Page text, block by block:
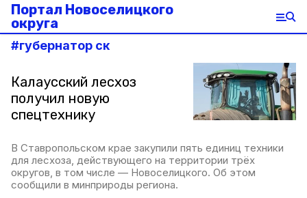
Портал Новоселицкого
округа
#губернатор ск
Калаусский лесхоз
получил новую
спецтехнику
В Ставропольском крае закупили пять единиц техники
для лесхоза, действующего на территории трёх
округов, в том числе — Новоселицкого. Об этом
сообщили в минприроды региона.